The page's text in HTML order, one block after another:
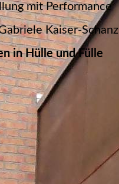
mit Performance
Kaiser-Schanz
in Hülle und Fülle